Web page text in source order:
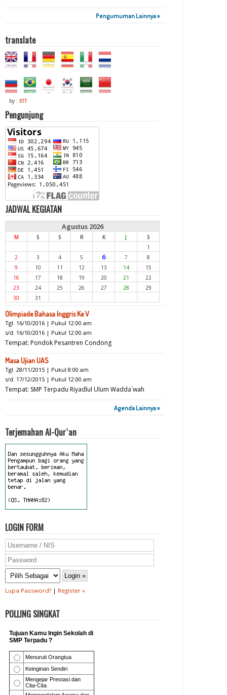
Pengumuman Lainnya »
translate
by : BTF
Pengunjung
JADWAL KEGIATAN
Agustus 2026
M S S R K J
S
1
2
3 4 5 6 7
8
9
10 11 12 13 14
15
16
17 18 19 20 21
22
23
24 25 26 27 28
29
30
31
Olimpiade Bahasa Inggris Ke V
Tgl. 16/10/2016 | Pukul 12:00 am
s/d. 16/10/2016 | Pukul 12:00 am
Tempat: Pondok Pesantren Condong
Masa Ujian UAS
Tgl. 28/11/2015 | Pukul 8:00 am
s/d. 17/12/2015 | Pukul 12:00 am
Tempat: SMP Terpadu Riyadlul Ulum Wadda`wah
Agenda Lainnya »
Terjemahan Al-Qur`an
LOGIN FORM
Lupa Password? | Register »
POLLING SINGKAT